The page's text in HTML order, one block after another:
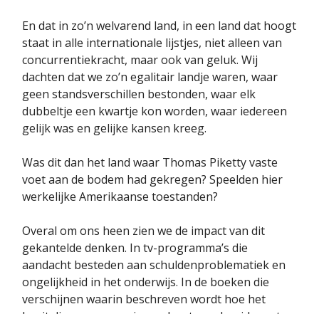
En dat in zo’n welvarend land, in een land dat hoogt
staat in alle internationale lijstjes, niet alleen van
concurrentiekracht, maar ook van geluk. Wij
dachten dat we zo’n egalitair landje waren, waar
geen standsverschillen bestonden, waar elk
dubbeltje een kwartje kon worden, waar iedereen
gelijk was en gelijke kansen kreeg.
Was dit dan het land waar Thomas Piketty vaste
voet aan de bodem had gekregen? Speelden hier
werkelijke Amerikaanse toestanden?
Overal om ons heen zien we de impact van dit
gekantelde denken. In tv-programma’s die
aandacht besteden aan schuldenproblematiek en
ongelijkheid in het onderwijs. In de boeken die
verschijnen waarin beschreven wordt hoe het